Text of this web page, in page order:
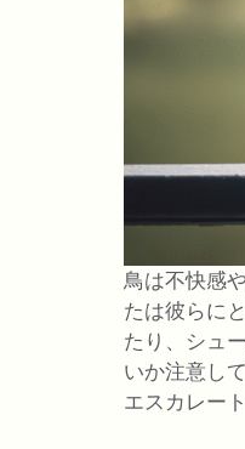
鳥は不快感
たは彼らに
たり、シュ
いか注意し
エスカレー